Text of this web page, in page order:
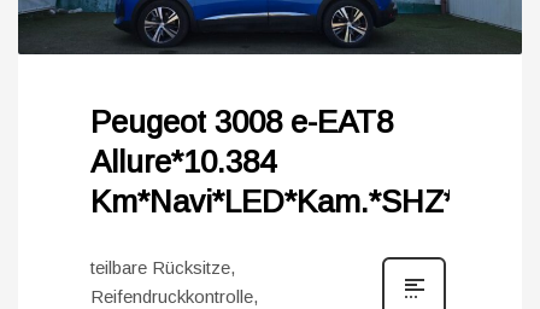
Peugeot 3008 e-EAT8
Allure*10.384
Km*Navi*LED*Kam.*SHZ*
teilbare Rücksitze,
Reifendruckkontrolle,